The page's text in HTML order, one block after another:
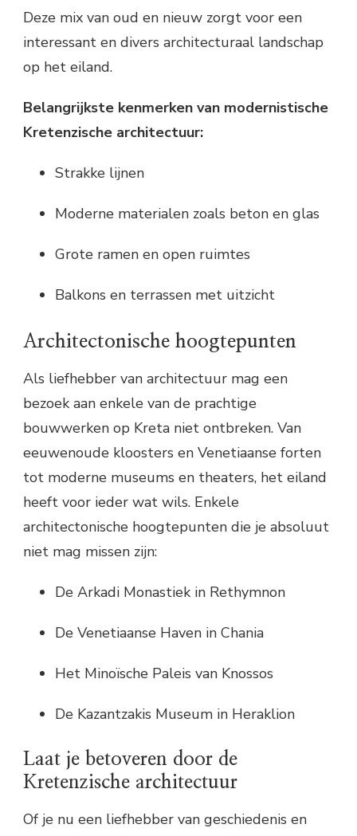
Deze mix van oud en nieuw zorgt voor een
interessant en divers architecturaal landschap
op het eiland.
Belangrijkste kenmerken van modernistische
Kretenzische architectuur:
Strakke lijnen
Moderne materialen zoals beton en glas
Grote ramen en open ruimtes
Balkons en terrassen met uitzicht
Architectonische hoogtepunten
Als liefhebber van architectuur mag een
bezoek aan enkele van de prachtige
bouwwerken op Kreta niet ontbreken. Van
eeuwenoude kloosters en Venetiaanse forten
tot moderne museums en theaters, het eiland
heeft voor ieder wat wils. Enkele
architectonische hoogtepunten die je absoluut
niet mag missen zijn:
De Arkadi Monastiek in Rethymnon
De Venetiaanse Haven in Chania
Het Minoïsche Paleis van Knossos
De Kazantzakis Museum in Heraklion
Laat je betoveren door de
Kretenzische architectuur
Of je nu een liefhebber van geschiedenis en